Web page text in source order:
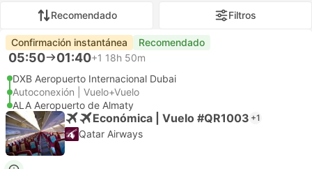
Recomendado Filtros
Confirmación instantánea Recomendado
05:50 01:40+1 18h 50m
DXB Aeropuerto Internacional Dubai
Autoconexión | Vuelo+Vuelo
ALA Aeropuerto de Almaty
Económica | Vuelo #QR1003 +1
Qatar Airways